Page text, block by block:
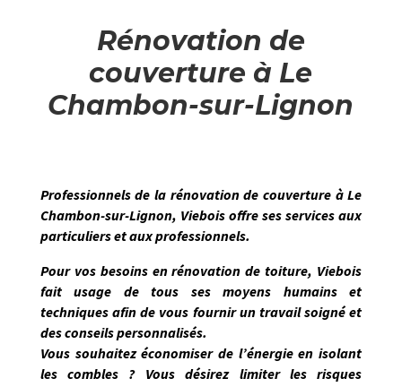
Rénovation de
couverture à Le
Chambon-sur-Lignon
Professionnels de la rénovation de couvertureàLe
Chambon-sur-Lignon, Vieboisoffre ses services aux
particuliers et aux professionnels.
Pour vos besoins en rénovation de toiture, Viebois
fait usage de tous ses moyens humains et
techniques afin de vous fournir un travail soigné et
des conseils personnalisés.
Vous souhaitez économiser de l’énergie en isolant
les combles ? Vous désirez limiter les risques